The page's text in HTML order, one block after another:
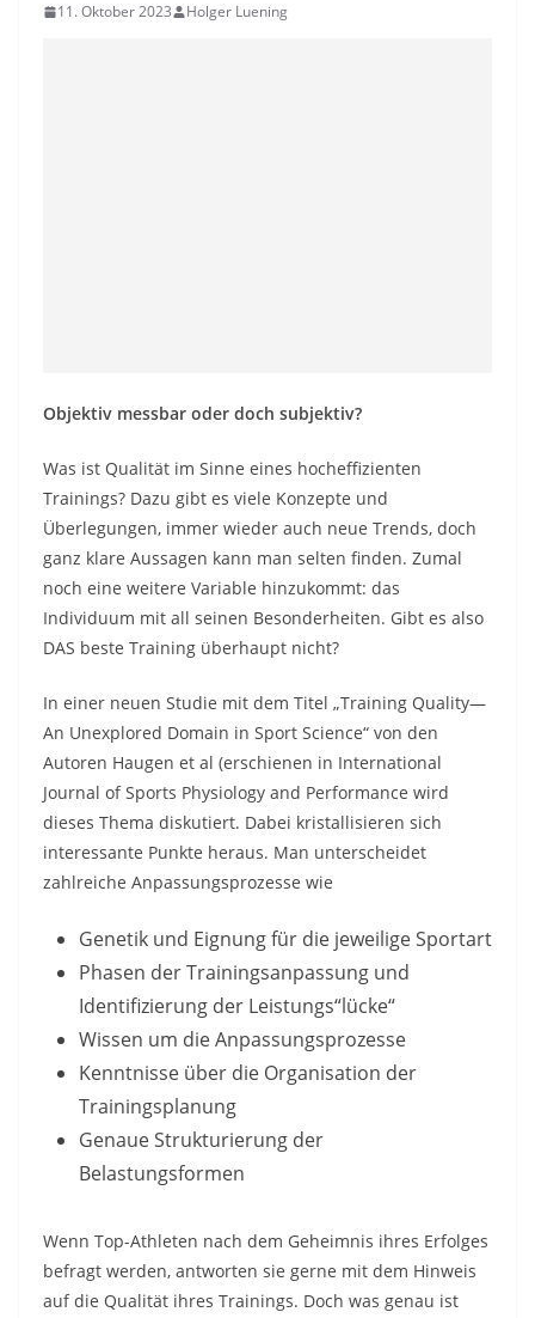
11. Oktober 2023 Holger Luening
Objektiv messbar oder doch subjektiv?
Was ist Qualität im Sinne eines hocheffizienten
Trainings? Dazu gibt es viele Konzepte und
Überlegungen, immer wieder auch neue Trends, doch
ganz klare Aussagen kann man selten finden. Zumal
noch eine weitere Variable hinzukommt: das
Individuum mit all seinen Besonderheiten. Gibt es also
DAS beste Training überhaupt nicht?
In einer neuen Studie mit dem Titel „Training Quality—
An Unexplored Domain in Sport Science“ von den
Autoren Haugen et al (erschienen in International
Journal of Sports Physiology and Performance wird
dieses Thema diskutiert. Dabei kristallisieren sich
interessante Punkte heraus. Man unterscheidet
zahlreiche Anpassungsprozesse wie
Genetik und Eignung für die jeweilige Sportart
Phasen der Trainingsanpassung und
Identifizierung der Leistungs“lücke“
Wissen um die Anpassungsprozesse
Kenntnisse über die Organisation der
Trainingsplanung
Genaue Strukturierung der
Belastungsformen
Wenn Top-Athleten nach dem Geheimnis ihres Erfolges
befragt werden, antworten sie gerne mit dem Hinweis
auf die Qualität ihres Trainings. Doch was genau ist